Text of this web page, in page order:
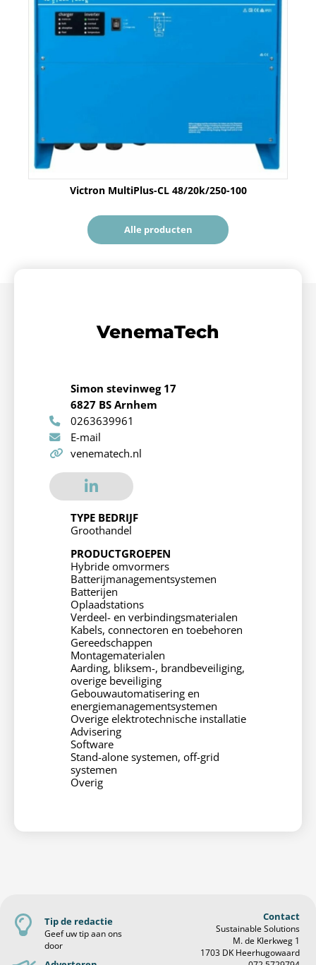
VenemaTech
Simon stevinweg 17
6827 BS Arnhem
0263639961
E-mail
venematech.nl
TYPE BEDRIJF
Groothandel
PRODUCTGROEPEN
Hybride omvormers
Batterijmanagementsystemen
Batterijen
Oplaadstations
Verdeel- en verbindingsmaterialen
Kabels, connectoren en toebehoren
Gereedschappen
Montagematerialen
Aarding, bliksem-, brandbeveiliging,
overige beveiliging
Gebouwautomatisering en
energiemanagementsystemen
Overige elektrotechnische installatie
Advisering
Software
Stand-alone systemen, off-grid
systemen
Overig
Victron MultiPlus-CL 48/20k/250-100
Alle producten
Tip de redactie
Geef uw tip aan ons
door
Contact
Sustainable Solutions
M. de Klerkweg 1
1703 DK Heerhugowaard